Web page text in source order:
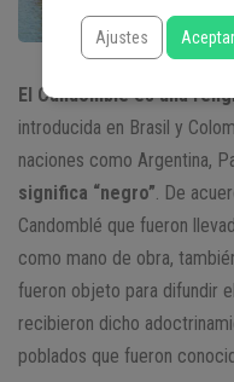
El Candomblé es una
introducida en Brasil y
naciones como Argentina,
significa “negro” . De
Candomblé que fueron
como mano de obra,
fueron objeto para difundir
recibieron dicho
poblados que fueron
Ajustes Aceptar